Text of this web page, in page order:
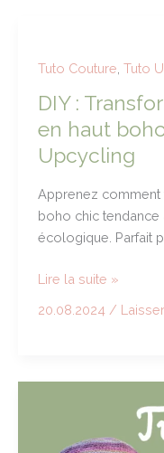
Tuto Couture Tuto
DIY :
en haut
Upcycling
Apprenez comment
boho chic
écologique. Parfait
DIY
Transformer
t-
Lire la suite »
20.08.2024 /